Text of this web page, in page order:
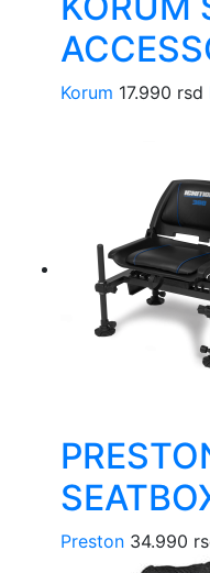
Korum 17.990 rsd
Preston 34.990